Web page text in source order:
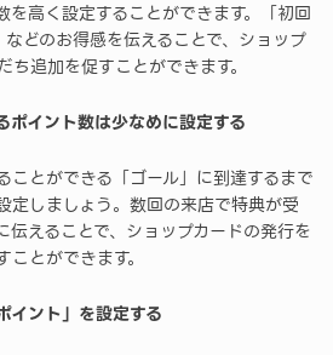
を高く設定することができます。「初回
どのお得感を伝えることで、ショップ
追加を促すことができます。
イント数は少なめに設定する
ことができる「ゴール」に到達するまで
定しましょう。数回の来店で特典が受
伝えることで、ショップカードの発行を
とができます。
ント」を設定する